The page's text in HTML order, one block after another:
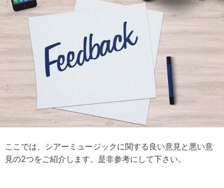
ここでは、シアーミュージックに関する良い意見と悪い意
見の2つをご紹介します。是非参考にして下さい。